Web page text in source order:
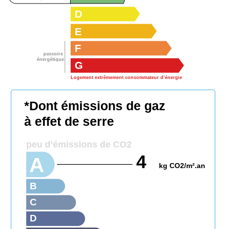
passoire
énergétique
G
Logement extrêmement consommateur d’énergie
F
E
D
*Dont émissions de gaz
à effet de serre
peu d’émissions de CO2
D
C
B
A 4 kg CO2/m².an